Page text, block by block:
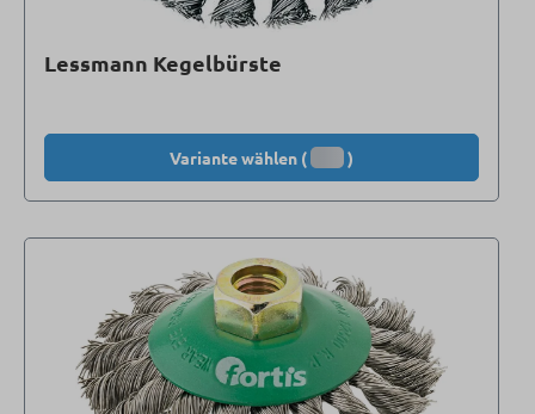
Lessmann Kegelbürste
Variante wählen ( )